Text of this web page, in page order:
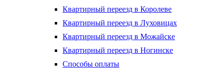
Квартирный переезд в Королеве
Квартирный переезд в Луховицах
Квартирный переезд в Можайске
Квартирный переезд в Ногинске
Способы оплаты